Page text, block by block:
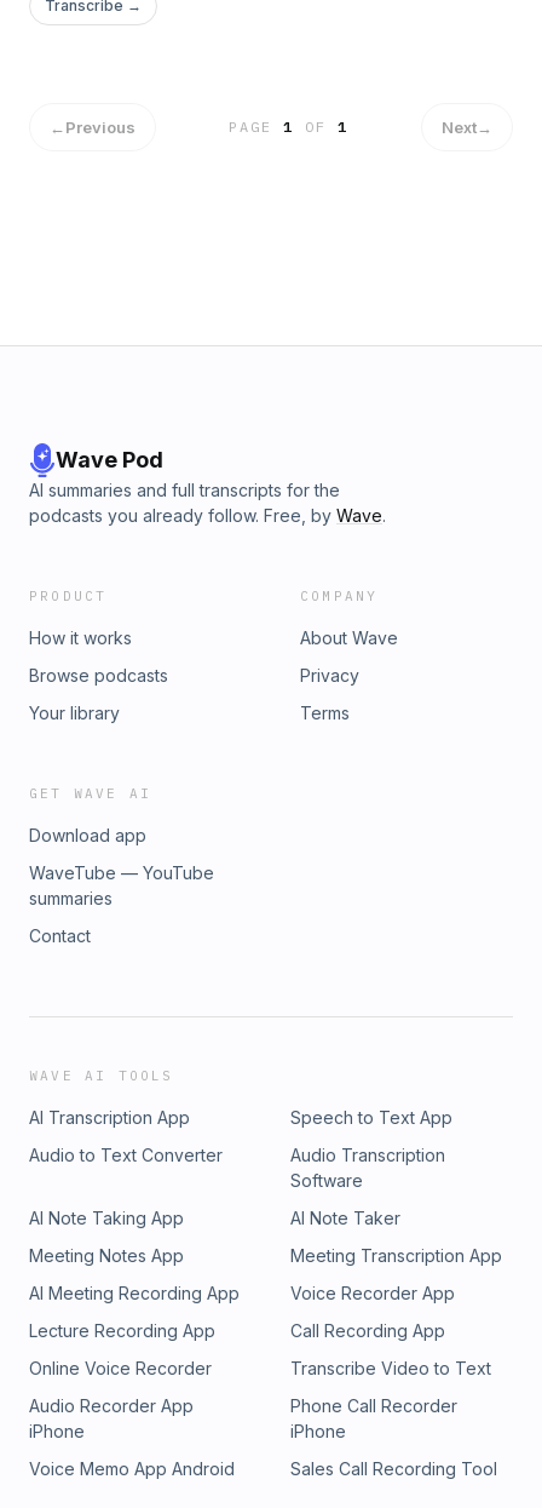
tidsresa genom Lasses liv och de Läs mer …
Transcribe →
←Previous PAGE1 OF 1 Next→
Wave Pod
AI summaries and full transcripts for the
podcasts you already follow. Free, by Wave.
PRODUCT
How it works
Browse podcasts
Your library
COMPANY
About Wave
Privacy
Terms
GET WAVE AI
Download app
WaveTube — YouTube
summaries
Contact
WAVE AI TOOLS
AI Transcription App
Speech to Text App
Audio to Text Converter
Audio Transcription
Software
AI Note Taking App
AI Note Taker
Meeting Notes App
Meeting Transcription App
AI Meeting Recording App
Voice Recorder App
Lecture Recording App
Call Recording App
Online Voice Recorder
Transcribe Video to Text
Audio Recorder App
iPhone
Phone Call Recorder
iPhone
Voice Memo App Android
Sales Call Recording Tool